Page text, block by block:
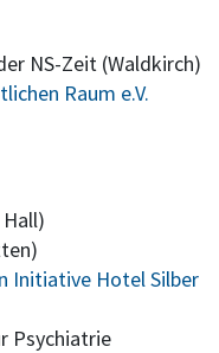
NS-Zeit (Waldkirch)
Raum e.V.
Initiative Hotel Silber
Psychiatrie